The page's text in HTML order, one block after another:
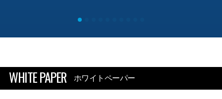
WHITE PAPER ホワイトペーパー